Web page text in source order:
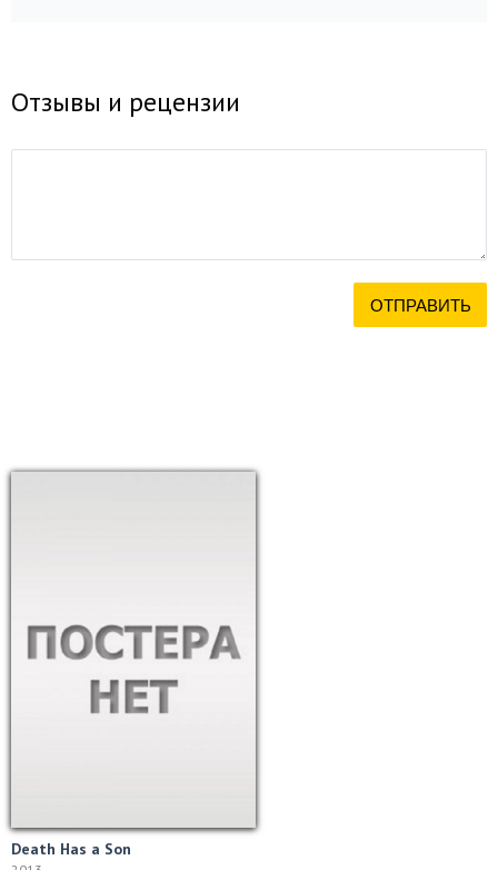
Отзывы и рецензии
Death Has a Son